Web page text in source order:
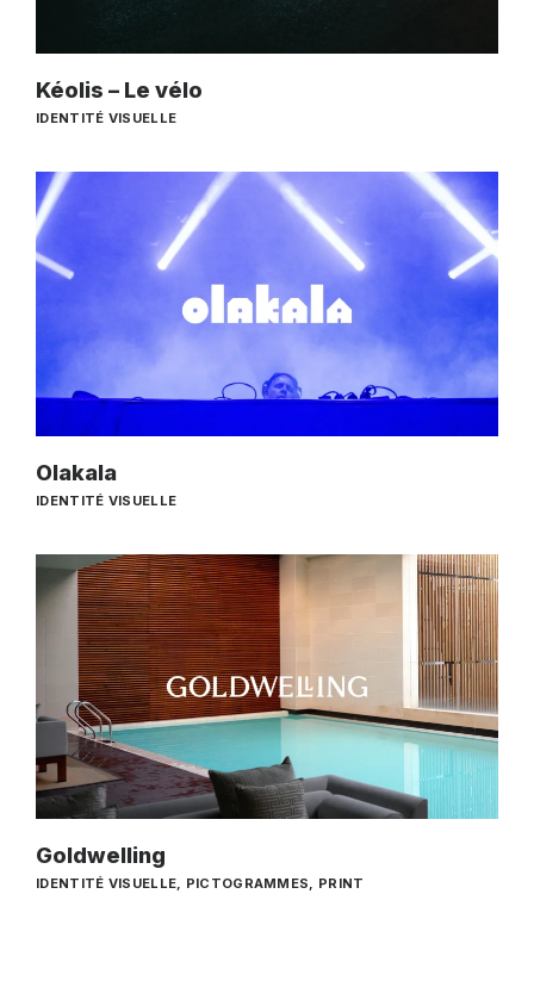
Kéolis – Le vélo
IDENTITÉ VISUELLE
Olakala
IDENTITÉ VISUELLE
Goldwelling
IDENTITÉ VISUELLE PICTOGRAMMES PRINT